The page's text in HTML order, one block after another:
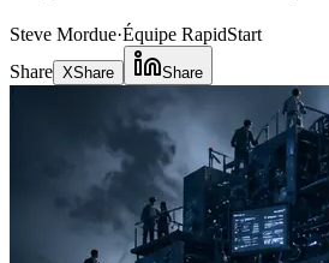
Steve Mordue·Équipe RapidStart
Share XShare Share